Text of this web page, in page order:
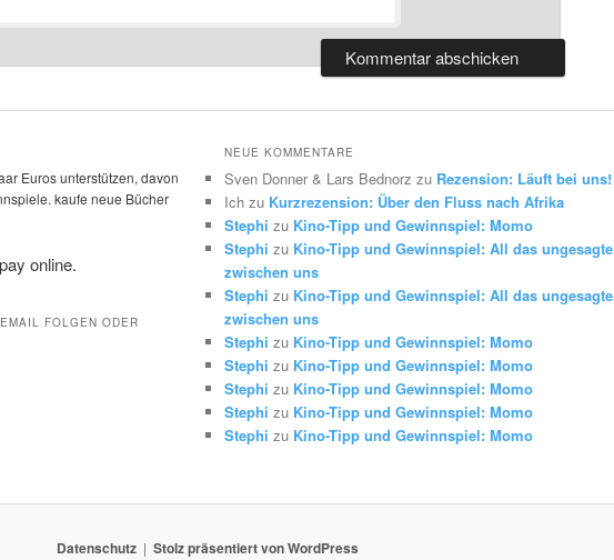
Euros unterstützen, davon
kaufe neue Bücher
FOLGEN ODER
NEUE KOMMENTARE
Sven Donner & Lars Bednorz zu Rezension: Läuft bei uns!
Ich zu Kurzrezension: Über den Fluss nach Afrika
Stephi zu Kino-Tipp und Gewinnspiel: Momo
Stephi zu Kino-Tipp und Gewinnspiel: All das ungesagte
zwischen uns
Stephi zu Kino-Tipp und Gewinnspiel: All das ungesagte
zwischen uns
Stephi zu Kino-Tipp und Gewinnspiel: Momo
Stephi zu Kino-Tipp und Gewinnspiel: Momo
Stephi zu Kino-Tipp und Gewinnspiel: Momo
Stephi zu Kino-Tipp und Gewinnspiel: Momo
Stephi zu Kino-Tipp und Gewinnspiel: Momo
Datenschutz Stolz präsentiert von WordPress